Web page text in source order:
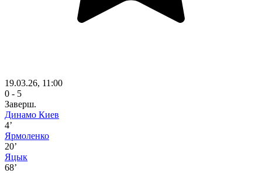
19.03.26, 11:00
0 - 5
Заверш.
Динамо Киев
4’
Ярмоленко
20’
Яцык
68’